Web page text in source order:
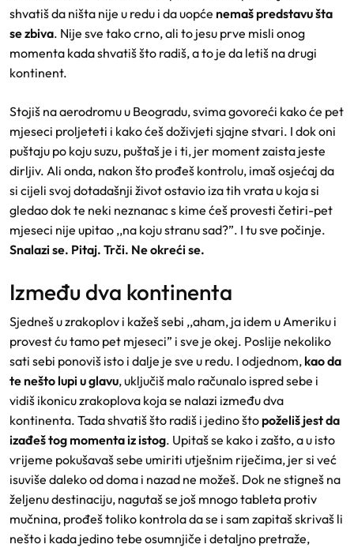
shvatiš da ništa nije u redu i da uopće nemaš predstavu šta
se zbiva. Nije sve tako crno, ali to jesu prve misli onog
momenta kada shvatiš što radiš, a to je da letiš na drugi
kontinent.
Stojiš na aerodromu u Beogradu, svima govoreći kako će pet
mjeseci proljeteti i kako ćeš doživjeti sjajne stvari. I dok oni
puštaju po koju suzu, puštaš je i ti, jer moment zaista jeste
dirljiv. Ali onda, nakon što prođeš kontrolu, imaš osjećaj da
si cijeli svoj dotadašnji život ostavio iza tih vrata u koja si
gledao dok te neki neznanac s kime ćeš provesti četiri-pet
mjeseci nije upitao ,,na koju stranu sad?”. I tu sve počinje.
Snalazi se. Pitaj. Trči. Ne okreći se.
Između dva kontinenta
Sjedneš u zrakoplov i kažeš sebi ,,aham, ja idem u Ameriku i
provest ću tamo pet mjeseci” i sve je okej. Poslije nekoliko
sati sebi ponoviš isto i dalje je sve u redu. I odjednom, kao da
te nešto lupi u glavu, uključiš malo računalo ispred sebe i
vidiš ikonicu zrakoplova koja se nalazi između dva
kontinenta. Tada shvatiš što radiš i jedino što poželiš jest da
izađeš tog momenta iz istog. Upitaš se kako i zašto, a u isto
vrijeme pokušavaš sebe umiriti utješnim riječima, jer si već
isuviše daleko od doma i nazad ne možeš. Dok ne stigneš na
željenu destinaciju, nagutaš se još mnogo tableta protiv
mučnina, prođeš toliko kontrola da se i sam zapitaš skrivaš li
nešto i kada jedino tebe osumnjiče i detaljno pretraže,